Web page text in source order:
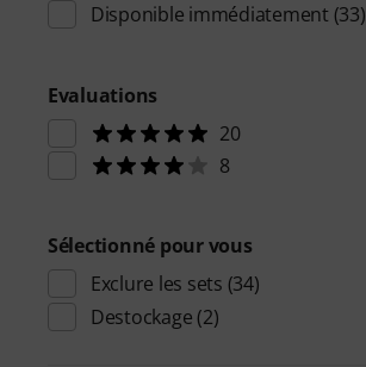
Disponible immédiatement (33)
Evaluations
20
8
Sélectionné pour vous
Exclure les sets (34)
Destockage (2)